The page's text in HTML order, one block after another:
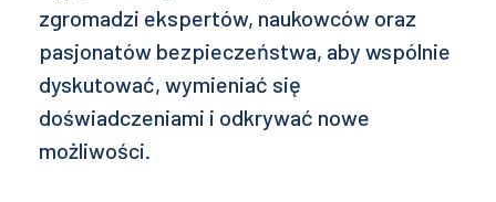
zgromadzi ekspertów, naukowców oraz
pasjonatów bezpieczeństwa, aby wspólnie
dyskutować, wymieniać się
doświadczeniami i odkrywać nowe
możliwości.